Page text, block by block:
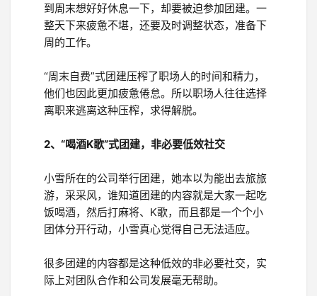
到周末想好好休息一下，却要被迫参加团建。一
整天下来疲惫不堪，还要及时调整状态，准备下
周的工作。
“周末自费”式团建压榨了职场人的时间和精力，
他们也因此更加疲惫倦怠。所以职场人往往选择
离职来逃离这种压榨，求得解脱。
2、“喝酒K歌”式团建，非必要低效社交
小雪所在的公司举行团建，她本以为能出去旅旅
游，采采风，谁知道团建的内容就是大家一起吃
饭喝酒，然后打麻将、K歌，而且都是一个个小
团体分开行动，小雪真心觉得自己无法适应。
很多团建的内容都是这种低效的非必要社交，实
际上对团队合作和公司发展毫无帮助。